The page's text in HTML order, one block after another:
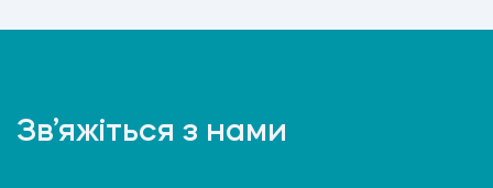
Зв’яжіться з нами